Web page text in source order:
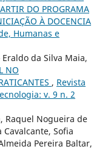
DO PROGRAMA
À DOCENCIA
Humanas e
da Silva Maia,
NO
, Revista
v. 9 n. 2
Raquel Nogueira de
Sofia
Pereira Baltar,